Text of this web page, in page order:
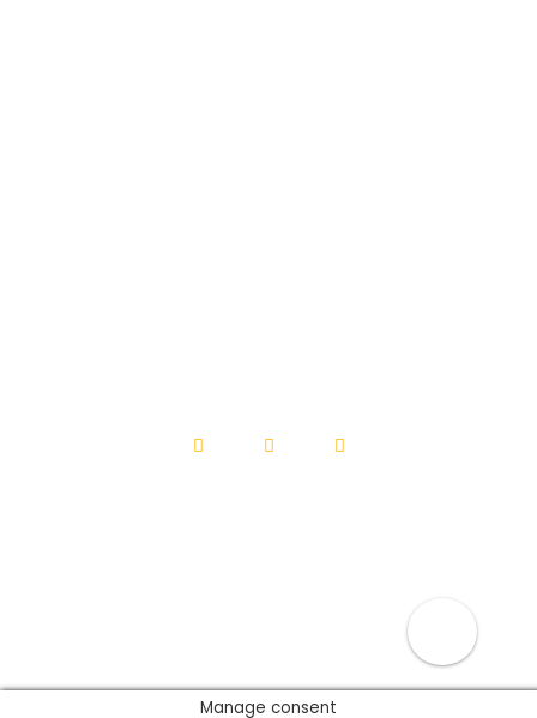
©2026 Município de Sombrio - CNPJ: 82.963.216/0001-17
Manage consent